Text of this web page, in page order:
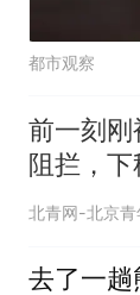
都市观察
前一刻
阻拦，下
劝”躲过
北青网-北京青
去了一趟